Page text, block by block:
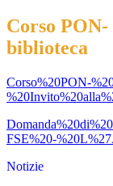
Corso
biblioteca
Corso%20PON-
FSE%20-
Notizie